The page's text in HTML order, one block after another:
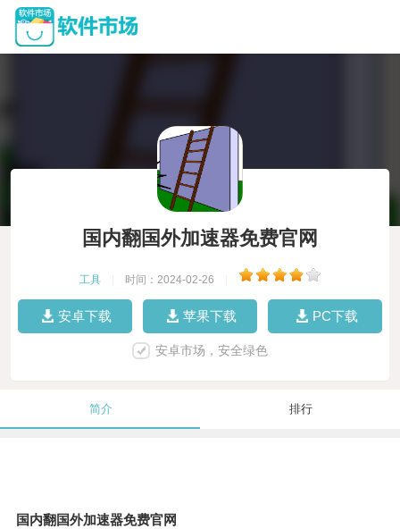
国内翻国外加速器免费官网
工具 时间：2024-02-26
安卓下载 苹果下载 PC下载
安卓市场，安全绿色
简介 排行
国内翻国外加速器免费官网